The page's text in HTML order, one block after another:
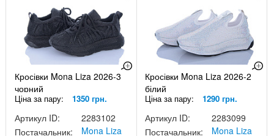
Кросівки Mona Liza 2026-3
чорний
Ціна за пару: 1350 грн.
Артикул ID:
2283102
Постачальник:
Mona Liza
Кросівки Mona Liza 2026-2
білий
Ціна за пару: 1290 грн.
Артикул ID:
2283099
Постачальник:
Mona Liza